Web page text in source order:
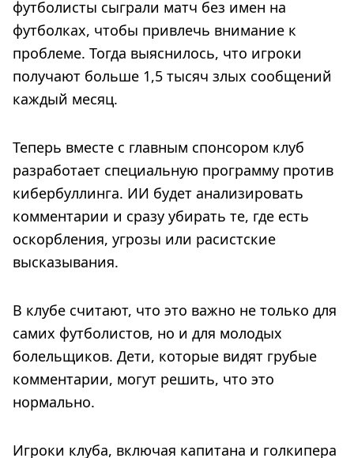
футболисты сыграли матч без имен на
футболках, чтобы привлечь внимание к
проблеме. Тогда выяснилось, что игроки
получают больше 1,5 тысяч злых сообщений
каждый месяц.
Теперь вместе с главным спонсором клуб
разработает специальную программу против
кибербуллинга. ИИ будет анализировать
комментарии и сразу убирать те, где есть
оскорбления, угрозы или расистские
высказывания.
В клубе считают, что это важно не только для
самих футболистов, но и для молодых
болельщиков. Дети, которые видят грубые
комментарии, могут решить, что это
нормально.
Игроки клуба, включая капитана и голкипера